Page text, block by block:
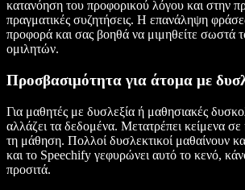
κατανόηση του προφορικού λόγου και στην
πραγματικές συζητήσεις. Η επανάληψη
προφορά και σας βοηθά να μιμηθείτε σωστά
ομιλητών.
Προσβασιμότητα για άτομα με
Για μαθητές με δυσλεξία ή μαθησιακές
αλλάζει τα δεδομένα. Μετατρέπει κείμενα σε
τη μάθηση. Πολλοί δυσλεκτικοί μαθαίνουν
και το Speechify γεφυρώνει αυτό το κενό,
προσιτά.